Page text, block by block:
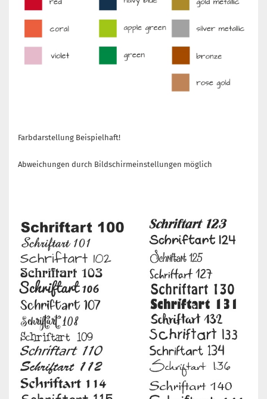
Farbdarstellung Beispielhaft!
Abweichungen durch Bildschirmeinstellungen möglich